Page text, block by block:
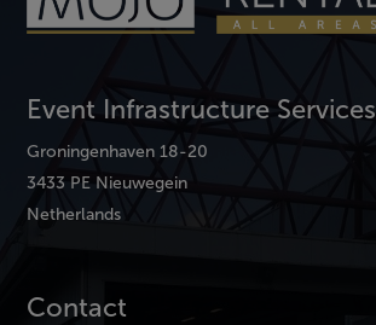
Event Infrastructure Services
Groningenhaven 18-20
3433 PE Nieuwegein
Netherlands
Contact